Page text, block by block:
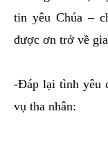
tin yêu Chúa –
được ơn trở về
-Đáp lại tình yêu
vụ tha nhân: